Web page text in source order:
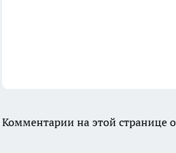
Комментарии на этой странице